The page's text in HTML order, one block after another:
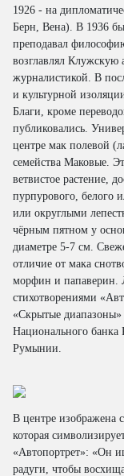
1926 - на
Берн, Вена). В 1936
преподавал
возглавлял Клужскую
журналистикой. В
и культурной
Благи, кроме
публиковались.
центре мак полевой
семейства Маковые.
ветвистое растение,
пурпурового, белого
или округлыми
чёрным пятном у
диаметре 5-7 см.
отличие от мака
морфин и папаверин.
стихотворениями
«Скрытые диапазоны»
Национального
Румынии.
В центре изображена
которая
«Автопортрет»: «Он
радуги, чтобы